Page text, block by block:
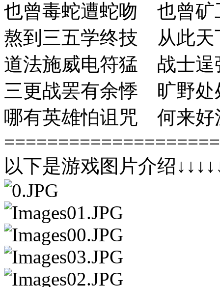
也曾毒蛇遭蛇吻 也曾
熬到三五学终技 从此
道法施威电符猛 战士
三更战罢有余悸 旷野
哪有英雄怕诅咒 何来
以下是游戏图片介绍